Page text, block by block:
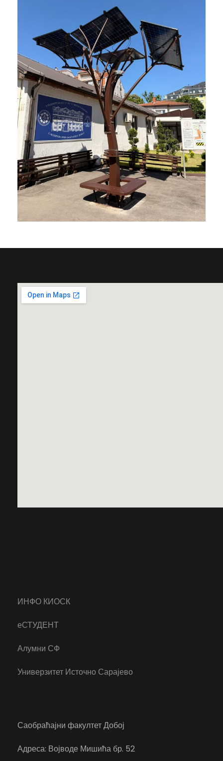
ИНФО КИОСК
еСТУДЕНТ
Алумни СФ
Универзитет Источно Сарајево
Саобраћајни факултет Добој
Адреса: Војводе Мишића бр. 52